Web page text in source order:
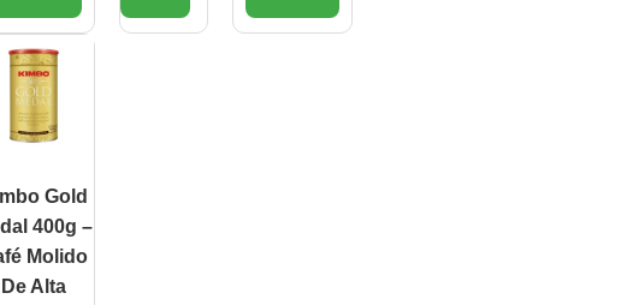
Gold
400g –
Molido
De Alta